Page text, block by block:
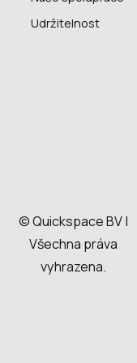
Udržitelnost
© Quickspace BV |
Všechna práva
vyhrazena.